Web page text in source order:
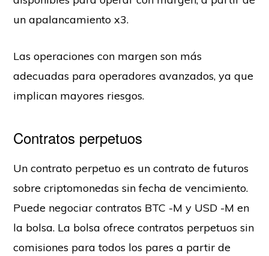
un apalancamiento x3.
Las operaciones con margen son más
adecuadas para operadores avanzados, ya que
implican mayores riesgos.
Contratos perpetuos
Un contrato perpetuo es un contrato de futuros
sobre criptomonedas sin fecha de vencimiento.
Puede negociar contratos BTC -M y USD -M en
la bolsa. La bolsa ofrece contratos perpetuos sin
comisiones para todos los pares a partir de